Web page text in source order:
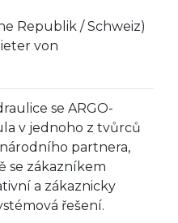
Republik / Schweiz)
von
se ARGO-
v jednoho z tvůrců
partnera,
se zákazníkem
a zákaznicky
řešení.